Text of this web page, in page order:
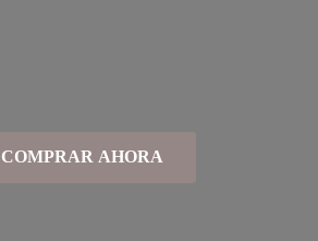
COMPRAR AHORA